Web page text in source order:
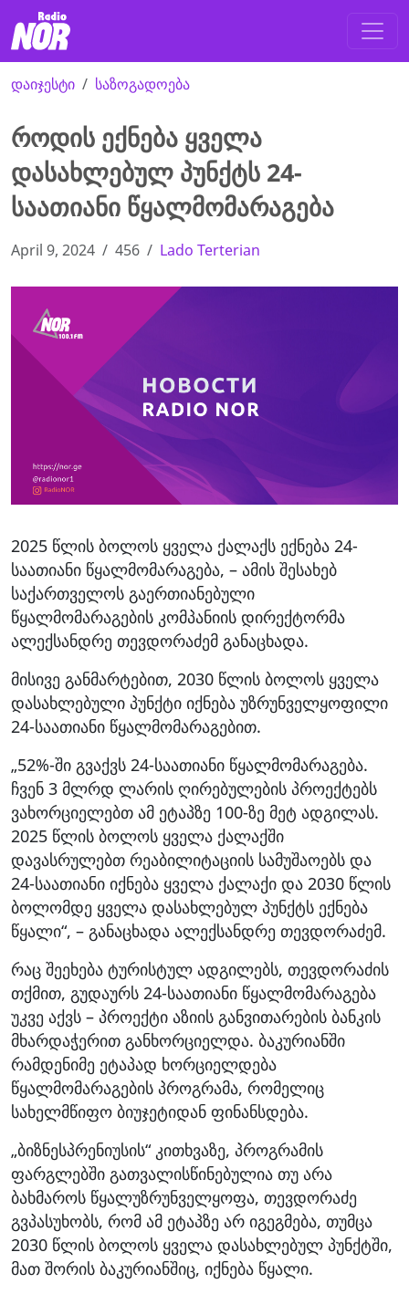
დაიჯესტი საზოგადოება
როდის ექნება ყველა
დასახლებულ პუნქტს 24-
საათიანი წყალმომარაგება
April 9, 2024 456 Lado Terterian
2025 წლის ბოლოს ყველა ქალაქს ექნება 24-
საათიანი წყალმომარაგება, – ამის შესახებ
საქართველოს გაერთიანებული
წყალმომარაგების კომპანიის დირექტორმა
ალექსანდრე თევდორაძემ განაცხადა.
მისივე განმარტებით, 2030 წლის ბოლოს ყველა
დასახლებული პუნქტი იქნება უზრუნველყოფილი
24-საათიანი წყალმომარაგებით.
„52%-ში გვაქვს 24-საათიანი წყალმომარაგება.
ჩვენ 3 მლრდ ლარის ღირებულების პროექტებს
ვახორციელებთ ამ ეტაპზე 100-ზე მეტ ადგილას.
2025 წლის ბოლოს ყველა ქალაქში
დავასრულებთ რეაბილიტაციის სამუშაოებს და
24-საათიანი იქნება ყველა ქალაქი და 2030 წლის
ბოლომდე ყველა დასახლებულ პუნქტს ექნება
წყალი“, – განაცხადა ალექსანდრე თევდორაძემ.
რაც შეეხება ტურისტულ ადგილებს, თევდორაძის
თქმით, გუდაურს 24-საათიანი წყალმომარაგება
უკვე აქვს – პროექტი აზიის განვითარების ბანკის
მხარდაჭერით განხორციელდა. ბაკურიანში
რამდენიმე ეტაპად ხორციელდება
წყალმომარაგების პროგრამა, რომელიც
სახელმწიფო ბიუჯეტიდან ფინანსდება.
„ბიზნესპრენიუსის“ კითხვაზე, პროგრამის
ფარგლებში გათვალისწინებულია თუ არა
ბახმაროს წყალუზრუნველყოფა, თევდორაძე
გვპასუხობს, რომ ამ ეტაპზე არ იგეგმება, თუმცა
2030 წლის ბოლოს ყველა დასახლებულ პუნქტში,
მათ შორის ბაკურიანშიც, იქნება წყალი.